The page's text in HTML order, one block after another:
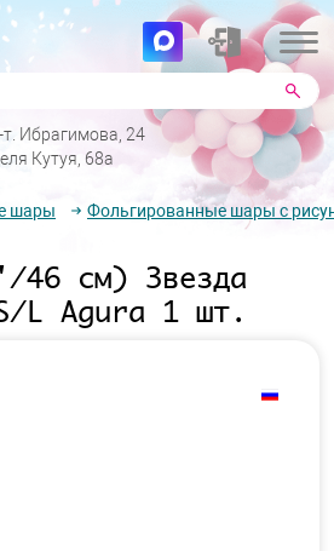
т. Ибрагимова, 24
Кутуя, 68а
шары Фольгированные шары с
см) Звезда
L Agura 1 шт.